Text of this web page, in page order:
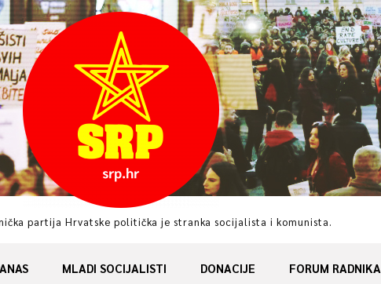
partija Hrvatske politička je stranka socijalista i komunista.
MLADI SOCIJALISTI DONACIJE FORUM RADNIKA